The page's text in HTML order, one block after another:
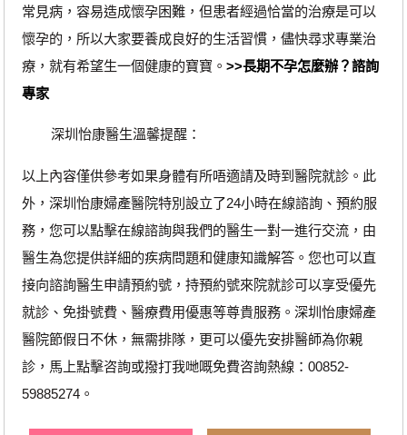
常見病，容易造成懷孕困難，但患者經過恰當的治療是可以
懷孕的，所以大家要養成良好的生活習慣，儘快尋求專業治
療，就有希望生一個健康的寶寶。 >>長期不孕怎麼辦？諮詢
專家
深圳怡康醫生溫馨提醒：
以上內容僅供參考如果身體有所唔適請及時到醫院就診。此
外，深圳怡康婦產醫院特別設立了24小時在線諮詢、預約服
務，您可以點擊在線諮詢與我們的醫生一對一進行交流，由
醫生為您提供詳細的疾病問題和健康知識解答。您也可以直
接向諮詢醫生申請預約號，持預約號來院就診可以享受優先
就診、免掛號費、醫療費用優惠等尊貴服務。深圳怡康婦產
醫院節假日不休，無需排隊，更可以優先安排醫師為你親
診，馬上點擊咨詢或撥打我哋嘅免費咨詢熱線：00852-
59885274。